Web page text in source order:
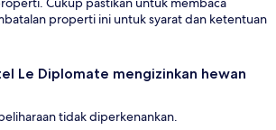
properti ini untuk syarat dan ketentuan
Le Diplomate mengizinkan hewan
tidak diperkenankan.